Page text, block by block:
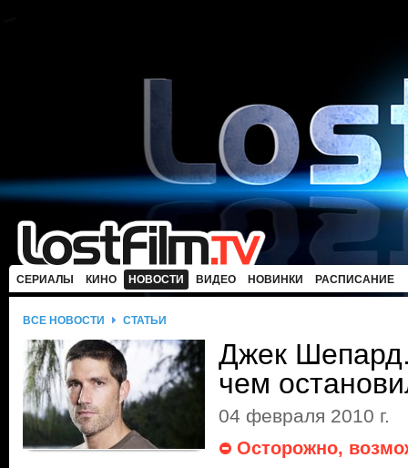
СЕРИАЛЫ КИНО НОВОСТИ ВИДЕО НОВИНКИ РАСПИСАНИЕ
ВСЕ НОВОСТИ СТАТЬИ
Джек
чем
04 февраля 2010 г.
Осторожно,